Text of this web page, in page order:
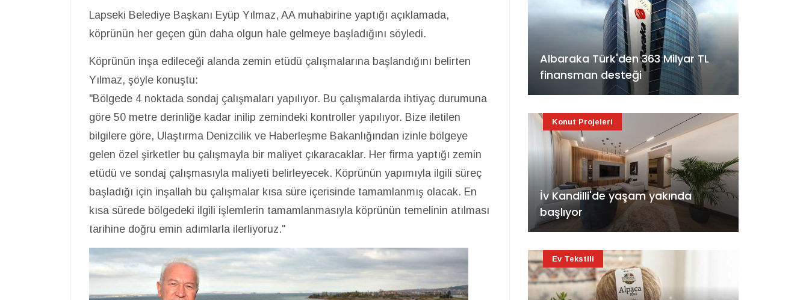
Lapseki Belediye Başkanı Eyüp Yılmaz, AA muhabirine yaptığı açıklamada,
köprünün her geçen gün daha olgun hale gelmeye başladığını söyledi.
Köprünün inşa edileceği alanda zemin etüdü çalışmalarına başlandığını belirten
Yılmaz, şöyle konuştu:
"Bölgede 4 noktada sondaj çalışmaları yapılıyor. Bu çalışmalarda ihtiyaç durumuna
göre 50 metre derinliğe kadar inilip zemindeki kontroller yapılıyor. Bize iletilen
bilgilere göre, Ulaştırma Denizcilik ve Haberleşme Bakanlığından izinle bölgeye
gelen özel şirketler bu çalışmayla bir maliyet çıkaracaklar. Her firma yaptığı zemin
etüdü ve sondaj çalışmasıyla maliyeti belirleyecek. Köprünün yapımıyla ilgili süreç
başladığı için inşallah bu çalışmalar kısa süre içerisinde tamamlanmış olacak. En
kısa sürede bölgedeki ilgili işlemlerin tamamlanmasıyla köprünün temelinin atılması
tarihine doğru emin adımlarla ilerliyoruz."
Albaraka Türk'den 363 Milyar TL
finansman desteği
İv Kandilli'de yaşam yakında
başlıyor
Konut Projeleri
Ev Tekstili